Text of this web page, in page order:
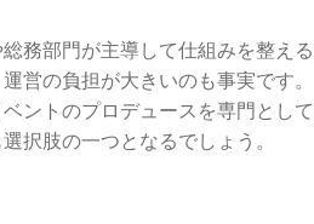
務部門が主導して仕組みを整える
営の負担が大きいのも事実です。
ントのプロデュースを専門として
択肢の一つとなるでしょう。